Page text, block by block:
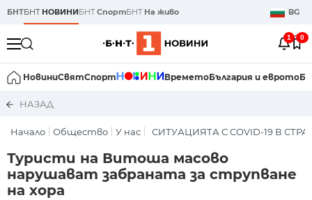
БНТБНТ НОВИНИБНТСпортБНТ На живо BG
1 0
НовиниСвятСпорт ВреметоБългария и еврото
НАЗАД
Начало Общество У нас СИТУАЦИЯТА С COVID-19 В
Туристи на Витоша масово
нарушават забраната за струпване
на хора